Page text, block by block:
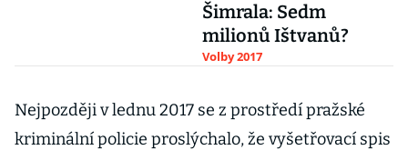
Šimrala: Sedm
milionů Ištvanů?
Volby 2017
Nejpozději v lednu 2017 se z prostředí pražské
kriminální policie proslýchalo, že vyšetřovací spis